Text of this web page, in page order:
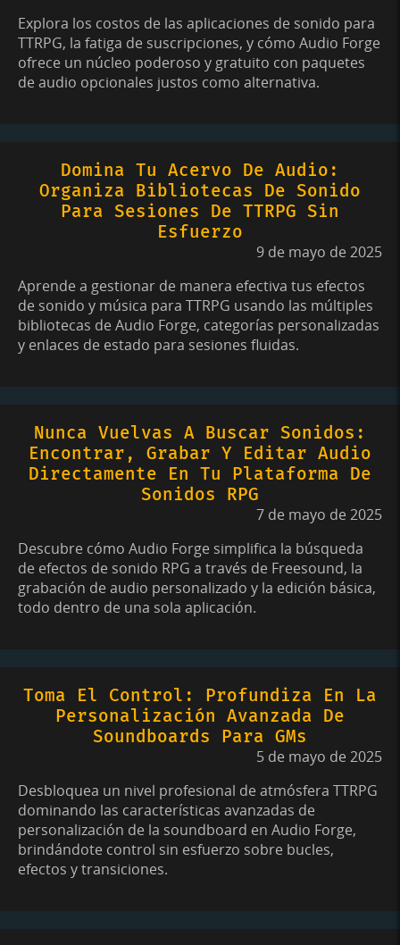
Explora los costos de las aplicaciones de sonido para
TTRPG, la fatiga de suscripciones, y cómo Audio Forge
ofrece un núcleo poderoso y gratuito con paquetes
de audio opcionales justos como alternativa.
Domina Tu Acervo De Audio:
Organiza Bibliotecas De Sonido
Para Sesiones De TTRPG Sin
Esfuerzo
9 de mayo de 2025
Aprende a gestionar de manera efectiva tus efectos
de sonido y música para TTRPG usando las múltiples
bibliotecas de Audio Forge, categorías personalizadas
y enlaces de estado para sesiones fluidas.
Nunca Vuelvas A Buscar Sonidos:
Encontrar, Grabar Y Editar Audio
Directamente En Tu Plataforma De
Sonidos RPG
7 de mayo de 2025
Descubre cómo Audio Forge simplifica la búsqueda
de efectos de sonido RPG a través de Freesound, la
grabación de audio personalizado y la edición básica,
todo dentro de una sola aplicación.
Toma El Control: Profundiza En La
Personalización Avanzada De
Soundboards Para GMs
5 de mayo de 2025
Desbloquea un nivel profesional de atmósfera TTRPG
dominando las características avanzadas de
personalización de la soundboard en Audio Forge,
brindándote control sin esfuerzo sobre bucles,
efectos y transiciones.